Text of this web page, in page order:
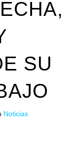
SU
Noticias